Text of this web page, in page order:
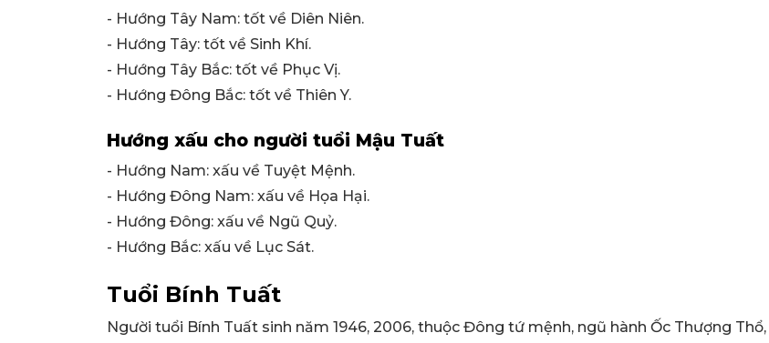
- Hướng Tây Nam: tốt về Diên Niên.
- Hướng Tây: tốt về Sinh Khí.
- Hướng Tây Bắc: tốt về Phục Vị.
- Hướng Đông Bắc: tốt về Thiên Y.
Hướng xấu cho người tuổi Mậu Tuất
- Hướng Nam: xấu về Tuyệt Mệnh.
- Hướng Đông Nam: xấu về Họa Hại.
- Hướng Đông: xấu về Ngũ Quỷ.
- Hướng Bắc: xấu về Lục Sát.
Tuổi Bính Tuất
Người tuổi Bính Tuất sinh năm 1946, 2006, thuộc Đông tứ mệnh, ngũ hành Ốc Thượng Thổ,